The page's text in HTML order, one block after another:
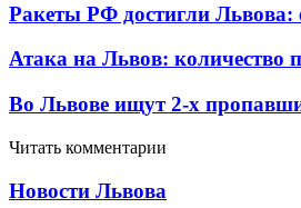
Ракеты РФ достигли Львова:
Атака на Львов: количество
Во Львове ищут 2-х
Читать комментарии
Новости Львова